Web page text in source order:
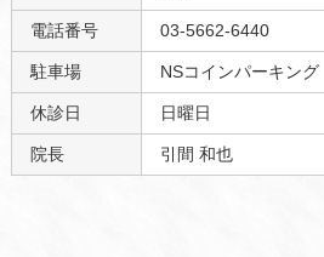
電話番号 03-5662-6440
駐車場 NSコインパーキング
休診日 日曜日
院長 引間 和也